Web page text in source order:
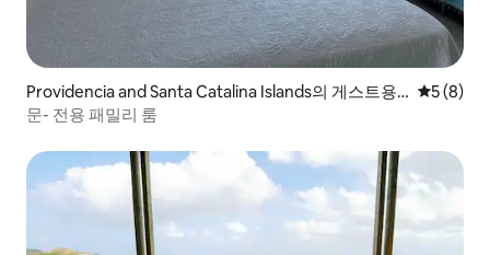
Providencia and Santa Catalina Islands의 게스트용
별채
평점 5점
5 (8)
문- 전용 패밀리 룸